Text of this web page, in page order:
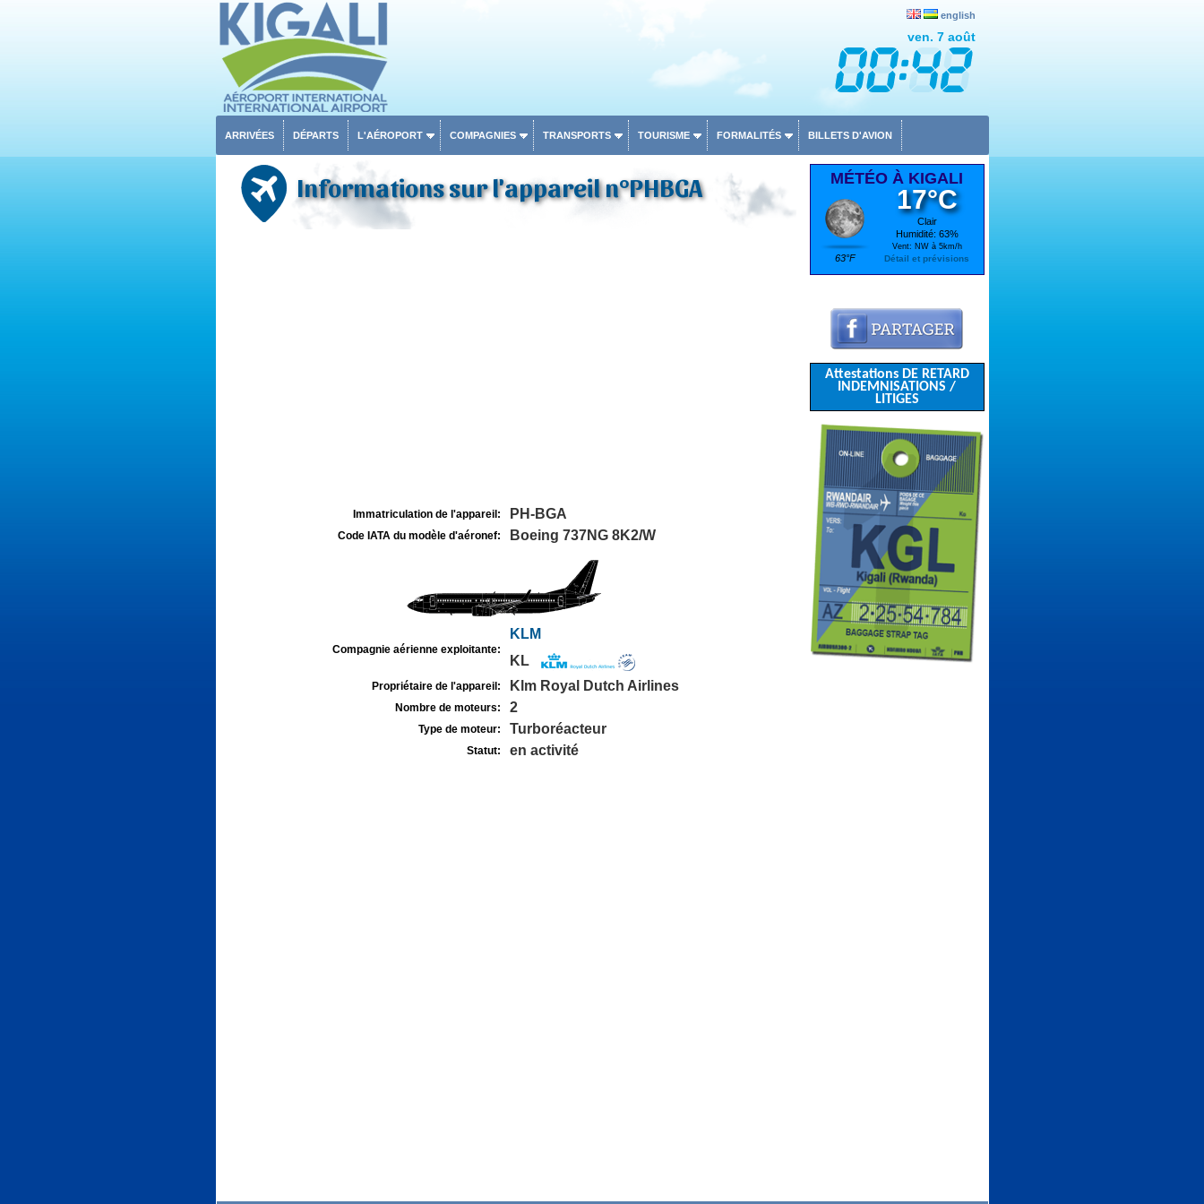
english
ven. 7 août
ARRIVÉES DÉPARTS L'AÉROPORT COMPAGNIES TRANSPORTS TOURISME FORMALITÉS BILLETS D'AVION
Informations sur l'appareil n°PHBGA
Immatriculation de l'appareil: PH-BGA
Code IATA du modèle d'aéronef: Boeing 737NG 8K2/W
Compagnie aérienne exploitante:
KLM
KL
Propriétaire de l'appareil: Klm Royal Dutch Airlines
Nombre de moteurs: 2
Type de moteur: Turboréacteur
Statut: en activité
MÉTÉO À KIGALI
63°F
17°C
Clair
Humidité: 63%
Vent: NW à 5km/h
Détail et prévisions
Attestations DE RETARD
INDEMNISATIONS /
LITIGES